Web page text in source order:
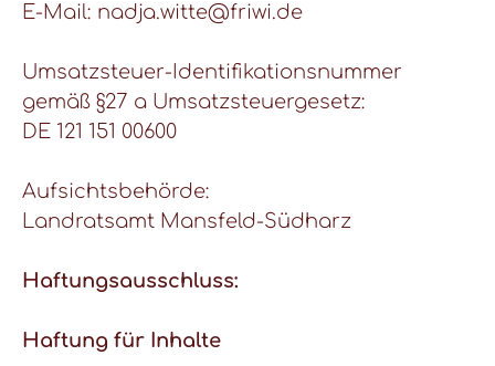
E-Mail: nadja.witte@friwi.de
Umsatzsteuer-Identifikationsnummer
gemäß §27 a Umsatzsteuergesetz:
DE 121 151 00600
Aufsichtsbehörde:
Landratsamt Mansfeld-Südharz
Haftungsausschluss:
Haftung für Inhalte